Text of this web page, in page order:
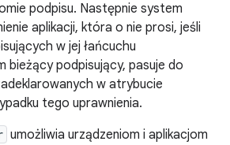
podpisu. Następnie system
aplikacji, która o nie prosi, jeśli
w jej łańcuchu
bieżący podpisujący, pasuje do
w atrybucie
tego uprawnienia.
umożliwia urządzeniom i aplikacjom